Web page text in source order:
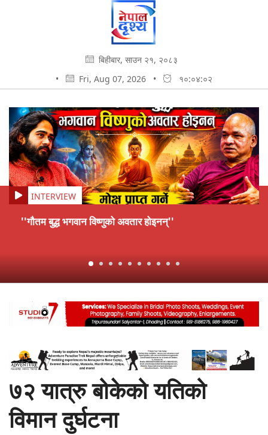
बिहीबार, साउन २१, २०८३
•
Fri, Aug 07, 2026 • १०:०४:०३
INTERVIEW
''गौतम बुद्ध भगवान विष्णुको अवतार होइनन्''
७२ यात्रु बोकेको यतिको
विमान दुर्घटना